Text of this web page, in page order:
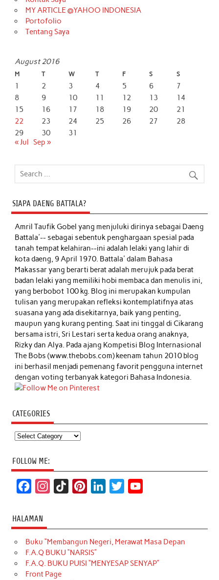
MY ARTICLE @YAHOO INDONESIA
Portofolio
Tentang Saya
August 2016
M T W T F S S
1 2 3 4 5 6
7
8
9 10 11 12 13
14
15
16 17 18 19 20
21
22
23 24 25 26 27
28
29
30
31
« Jul Sep »
SIAPA DAENG BATTALA?
Amril Taufik Gobelyang menjuluki dirinya sebagai Daeng
Battala'-- sebagai sebentuk penghargaan spesial pada
tanah tempat kelahiran--ini adalah lelaki yang lahir di
kota daeng, 9 April 1970. Battala' dalam Bahasa
Makassar yang berarti berat adalah merujuk pada berat
badan lelaki yang memiliki hobi membaca dan menulis ini,
yang berbobot 100 kg. Blog ini merupakan kumpulan
tulisan yang merupakan refleksi kontemplatifnya atas
suasana yang ada disekitarnya, baik yang penting,
maupun yang kurang penting. Saat ini tinggal di Cikarang
bersama istri, Sri Lestari serta kedua orang anaknya,
Rizky dan Alya. Pada ajang Kompetisi Blog Internasional
The Bobs (www.thebobs.com) keenam tahun 2010 blog
ini berhasil menjadi pemenang favorit pengguna internet
dengan voting terbanyak kategori Bahasa Indonesia.
CATEGORIES
Categories
FOLLOW ME:
c
e
b
o
o
t
a
g
r
T
o
k
t
e
r
k
e
d
t
t
e
T
u
b
HALAMAN
Buku “Membangun Negeri, Merawat Masa Depan
F.A.Q BUKU “NARSIS”
F.A.Q. BUKU PUISI “MENYESAP SENYAP”
Front Page